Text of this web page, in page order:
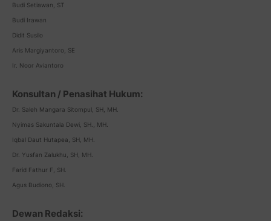
Budi Setiawan, ST
Budi Irawan
Didit Susilo
Aris Margiyantoro, SE
Ir. Noor Aviantoro
Konsultan / Penasihat Hukum:
Dr. Saleh Mangara Sitompul, SH, MH.
Nyimas Sakuntala Dewi, SH., MH.
Iqbal Daut Hutapea, SH, MH.
Dr. Yusfan Zalukhu, SH, MH.
Farid Fathur F, SH.
Agus Budiono, SH.
Dewan Redaksi: